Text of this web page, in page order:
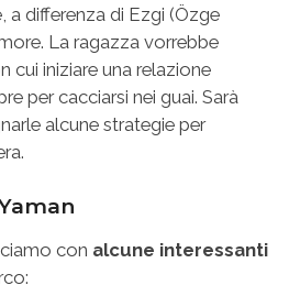
a differenza di Ezgi (Özge
La ragazza vorrebbe
cui iniziare una relazione
per cacciarsi nei guai. Sarà
alcune strategie per
con alcune interessanti